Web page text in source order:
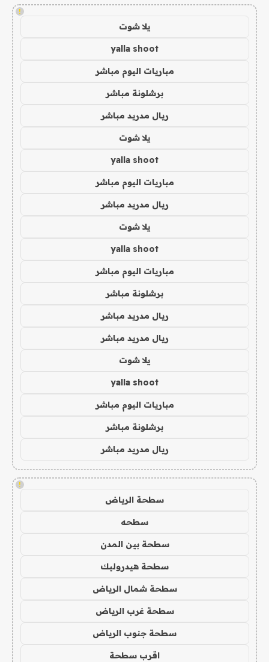
!
يلا شوت
yalla shoot
مباريات اليوم مباشر
برشلونة مباشر
ريال مدريد مباشر
يلا شوت
yalla shoot
مباريات اليوم مباشر
ريال مدريد مباشر
يلا شوت
yalla shoot
مباريات اليوم مباشر
برشلونة مباشر
ريال مدريد مباشر
ريال مدريد مباشر
يلا شوت
yalla shoot
مباريات اليوم مباشر
برشلونة مباشر
ريال مدريد مباشر
!
سطحة الرياض
سطحه
سطحة بين المدن
سطحة هيدروليك
سطحة شمال الرياض
سطحة غرب الرياض
سطحة جنوب الرياض
اقرب سطحة